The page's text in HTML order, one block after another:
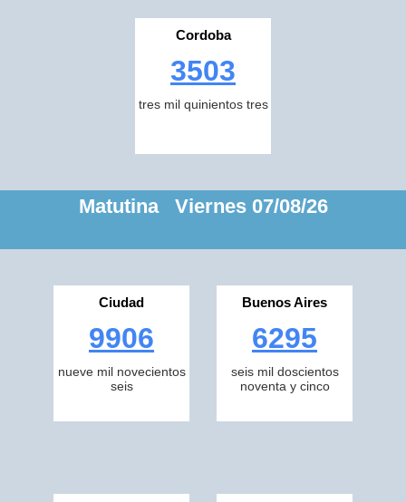
Cordoba
3503
tres mil quinientos tres
Matutina Viernes 07/08/26
Ciudad
9906
nueve mil novecientos
seis
Buenos Aires
6295
seis mil doscientos
noventa y cinco